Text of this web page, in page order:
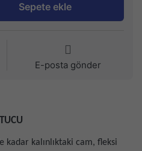
Sepete ekle
E-posta gönder
kadar kalınlıktaki cam, fleksi